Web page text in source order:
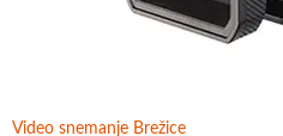
Video snemanje Brežice